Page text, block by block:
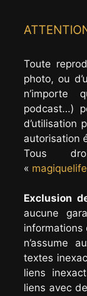
Toute
photo, ou
n’importe
podcast…)
d’utilisation
autorisation
Tous
«
Exclusion
aucune
informations
n’assume
textes
liens
liens avec